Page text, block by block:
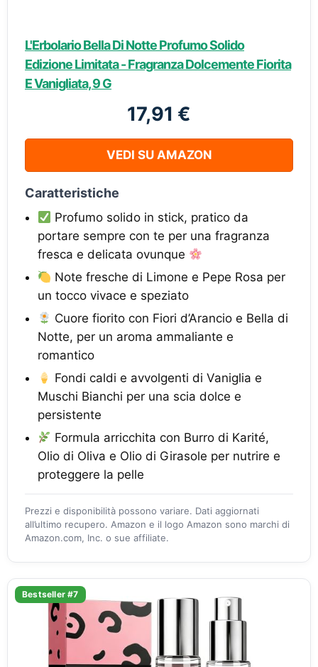
L'Erbolario Bella Di Notte Profumo Solido
Edizione Limitata - Fragranza Dolcemente Fiorita
E Vanigliata, 9 G
17,91 €
VEDI SU AMAZON
Caratteristiche
Profumo solido in stick, pratico da
portare sempre con te per una fragranza
fresca e delicata ovunque
Note fresche di Limone e Pepe Rosa per
un tocco vivace e speziato
Cuore fiorito con Fiori d’Arancio e Bella di
Notte, per un aroma ammaliante e
romantico
Fondi caldi e avvolgenti di Vaniglia e
Muschi Bianchi per una scia dolce e
persistente
Formula arricchita con Burro di Karité,
Olio di Oliva e Olio di Girasole per nutrire e
proteggere la pelle
Prezzi e disponibilità possono variare. Dati aggiornati
all’ultimo recupero. Amazon e il logo Amazon sono marchi di
Amazon.com, Inc. o sue affiliate.
Bestseller #7